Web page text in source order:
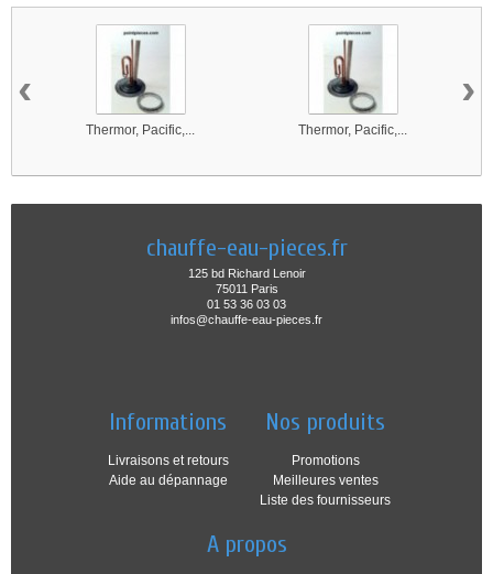
Thermor, Pacific,... Thermor, Pacific,...
‹ ›
chauffe-eau-pieces.fr
125 bd Richard Lenoir
75011 Paris
01 53 36 03 03
infos@chauffe-eau-pieces.fr
Informations
Livraisons et retours
Aide au dépannage
Nos produits
Promotions
Meilleures ventes
Liste des fournisseurs
A propos